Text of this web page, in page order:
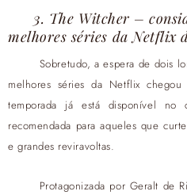
3. The Witcher –
melhores séries da Netflix
Sobretudo, a espera de dois
melhores séries da Netflix
temporada já está disponível
recomendada para aqueles que
e grandes reviravoltas.
Protagonizada por Geralt de